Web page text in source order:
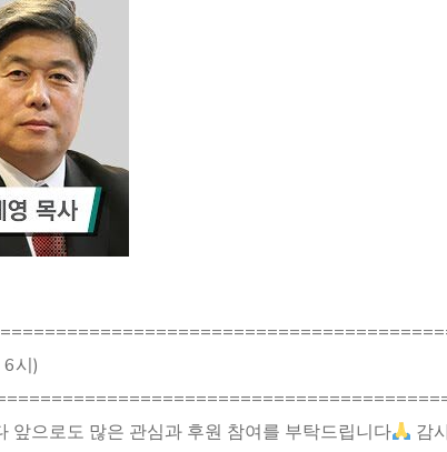
시)
앞으로도 많은 관심과 후원 참여를 부탁드립니다
감